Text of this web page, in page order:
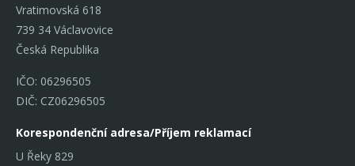
Vratimovská 618
739 34 Václavovice
Česká Republika
IČO: 06296505
DIČ: CZ06296505
Korespondenční adresa/Příjem reklamací
U Řeky 829